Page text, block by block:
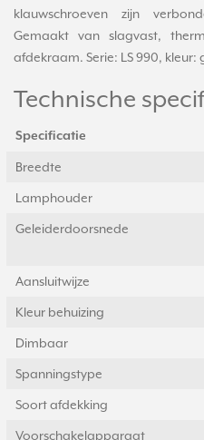
klauwschroeven zijn
Gemaakt van slagvast,
afdekraam. Serie: LS 990,
Technische
Specificatie
Breedte
Lamphouder
Geleiderdoorsnede
Aansluitwijze
Kleur behuizing
Dimbaar
Spanningstype
Soort afdekking
Voorschakelapparaat